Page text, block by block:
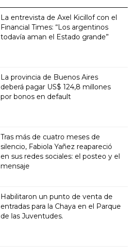
La entrevista de Axel Kicillof con el
Financial Times: “Los argentinos
todavía aman el Estado grande”
La provincia de Buenos Aires
deberá pagar US$ 124,8 millones
por bonos en default
Tras más de cuatro meses de
silencio, Fabiola Yañez reapareció
en sus redes sociales: el posteo y el
mensaje
Habilitaron un punto de venta de
entradas para la Chaya en el Parque
de las Juventudes.